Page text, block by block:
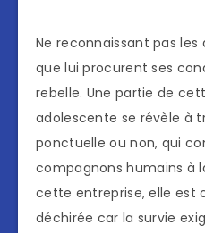
Ne reconnaissant pas
que lui procurent ses
rebelle. Une partie de
adolescente se révèle à
ponctuelle ou non, qui
compagnons humains à
cette entreprise, elle est
déchirée car la survie